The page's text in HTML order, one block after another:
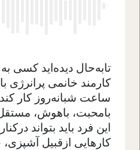
تا‌به‌حال دیده‌اید کسی
ساعت شبانه‌روز کار
بامحبت، باهوش،
این فرد باید بتواند
کارهایی ازقبیل